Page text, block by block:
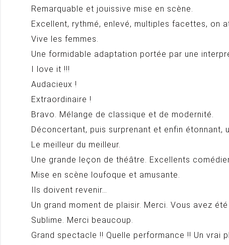
Remarquable et jouissive mise en scène.
Excellent, rythmé, enlevé, multiples facettes, on
Vive les femmes.
Une formidable adaptation portée par une
I love it !!!
Audacieux !
Extraordinaire !
Bravo. Mélange de classique et de modernité.
Déconcertant, puis surprenant et enfin étonnant,
Le meilleur du meilleur.
Une grande leçon de théâtre. Excellents
Mise en scène loufoque et amusante.
Ils doivent revenir…
Un grand moment de plaisir. Merci. Vous avez
Sublime. Merci beaucoup.
Grand spectacle !! Quelle performance !! Un vrai